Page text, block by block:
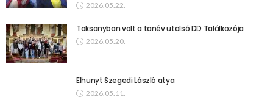
2026.05.22.
Taksonyban volt a tanév utolsó DD Találkozója
2026.05.20.
Elhunyt Szegedi László atya
2026.05.11.